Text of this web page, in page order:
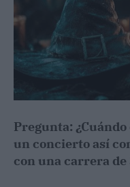
Pregunta:
un concierto así
con una carrera de